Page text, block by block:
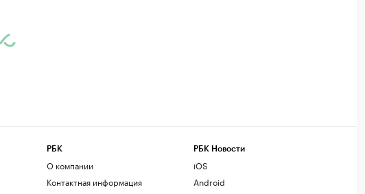
РБК
О компании
Контактная информация
РБК Новости
iOS
Android